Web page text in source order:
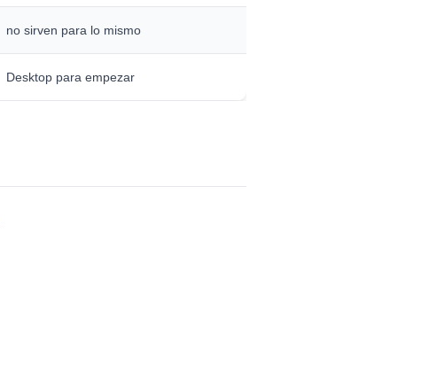
no sirven para lo mismo
Desktop para empezar